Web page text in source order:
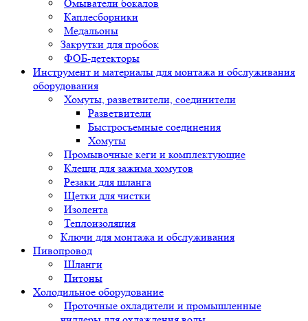
Омыватели бокалов
Каплесборники
Медальоны
Закрутки для пробок
ФОБ-детекторы
Инструмент и материалы для монтажа и обслуживания
оборудования
Хомуты, разветвители, соединители
Разветвители
Быстросъемные соединения
Хомуты
Промывочные кеги и комплектующие
Клещи для зажима хомутов
Резаки для шланга
Щетки для чистки
Изолента
Теплоизоляция
Ключи для монтажа и обслуживания
Пивопровод
Шланги
Питоны
Холодильное оборудование
Проточные охладители и промышленные